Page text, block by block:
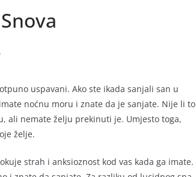
uspavani. Ako ste ikada sanjali san u
noćnu moru i znate da je sanjate. Nije li to
ali nemate želju prekinuti je. Umjesto toga,
želje.
strah i anksioznost kod vas kada ga imate.